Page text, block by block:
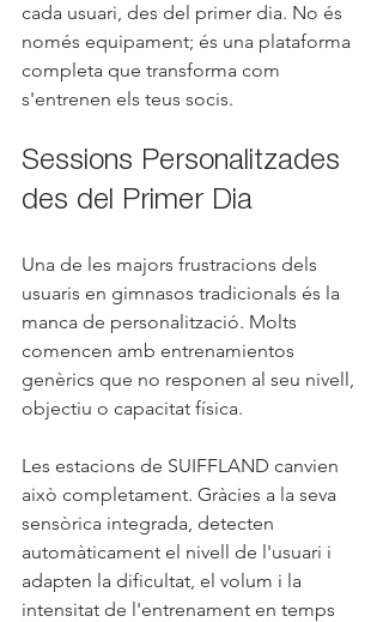
cada usuari, des del primer dia. No és
només equipament; és una plataforma
completa que transforma com
s'entrenen els teus socis.
Sessions Personalitzades
des del Primer Dia
Una de les majors frustracions dels
usuaris en gimnasos tradicionals és la
manca de personalització. Molts
comencen amb entrenamientos
genèrics que no responen al seu nivell,
objectiu o capacitat física.
Les estacions de SUIFFLAND canvien
això completament. Gràcies a la seva
sensòrica integrada, detecten
automàticament el nivell de l'usuari i
adapten la dificultat, el volum i la
intensitat de l'entrenament en temps